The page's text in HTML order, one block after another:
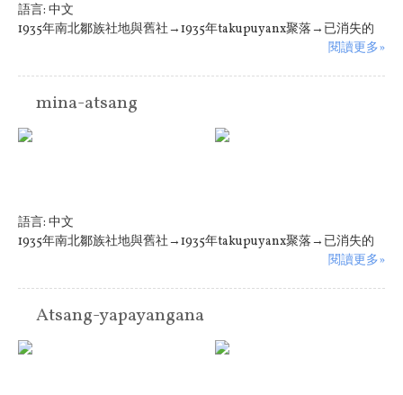
語言: 中文
1935年南北鄒族社地與舊社→1935年takupuyanx聚落→已消失的
閱讀更多»
mina-atsang
語言: 中文
1935年南北鄒族社地與舊社→1935年takupuyanx聚落→已消失的
閱讀更多»
Atsang-yapayangana